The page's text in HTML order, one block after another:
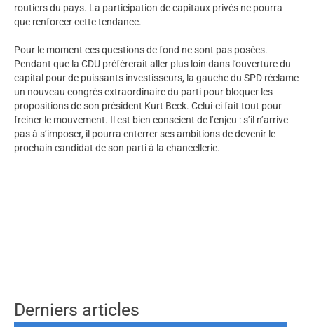
routiers du pays. La participation de capitaux privés ne pourra
que renforcer cette tendance.
Pour le moment ces questions de fond ne sont pas posées.
Pendant que la CDU préférerait aller plus loin dans l’ouverture du
capital pour de puissants investisseurs, la gauche du SPD réclame
un nouveau congrès extraordinaire du parti pour bloquer les
propositions de son président Kurt Beck. Celui-ci fait tout pour
freiner le mouvement. Il est bien conscient de l’enjeu : s’il n’arrive
pas à s’imposer, il pourra enterrer ses ambitions de devenir le
prochain candidat de son parti à la chancellerie.
Derniers articles